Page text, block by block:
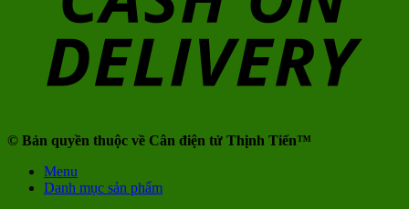
© Bản quyền thuộc về Cân điện tử Thịnh Tiến™
Menu
Danh mục sản phẩm